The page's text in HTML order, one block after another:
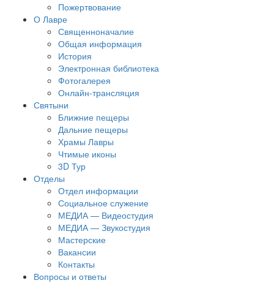
Пожертвование
О Лавре
Священноначалие
Общая информация
История
Электронная библиотека
Фотогалерея
Онлайн-трансляция
Святыни
Ближние пещеры
Дальние пещеры
Храмы Лавры
Чтимые иконы
3D Тур
Отделы
Отдел информации
Социальное служение
МЕДИА — Видеостудия
МЕДИА — Звукостудия
Мастерские
Вакансии
Контакты
Вопросы и ответы